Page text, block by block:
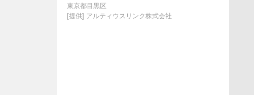
東京都目黒区
[提供] アルティウスリンク株式会社